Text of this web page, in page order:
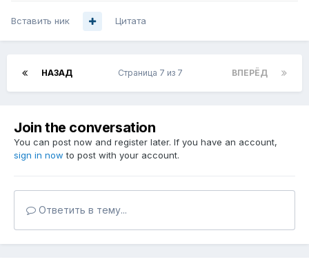
Вставить ник Цитата
НАЗАД ВПЕРЁД
Страница 7 из 7
Join the conversation
You can post now and register later. If you have an account,
sign in now to post with your account.
Ответить в тему...